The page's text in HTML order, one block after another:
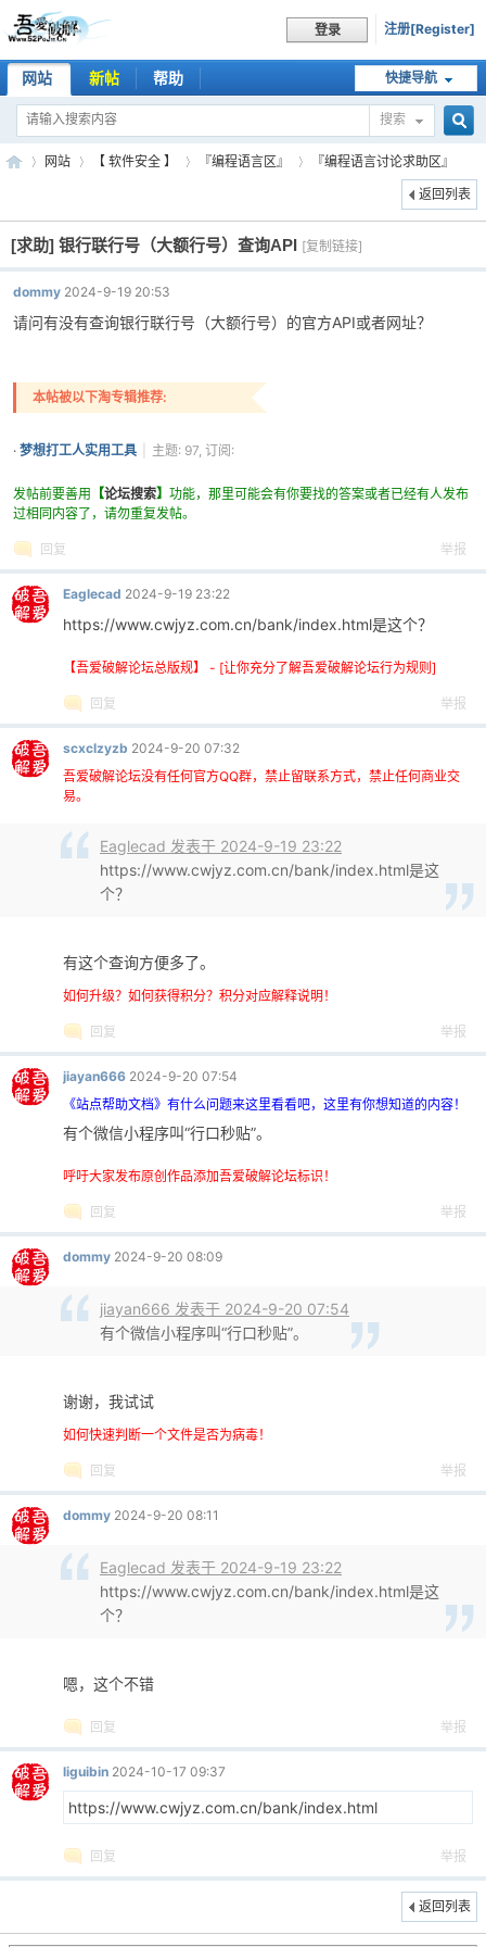
登录 注册[Register]
快捷导航
网站 新帖 帮助
搜索
吾
jie.
»
网站
›
【 软件安全 】
›
『编程语言区』
『编程语言讨论求助区』
返回列表
[求助] 银行联行号（大额行号）查询API [复制链接]
dommy 2024-9-19 20:53
请问有没有查询银行联行号（大额行号）的官方API或者网址？
本帖被以下淘专辑推荐:
· 梦想打工人实用工具
主题: 97, 订阅:
发帖前要善用
【论坛搜索】 功能，那里可能会有你要找的答案或者已经有人发布
过相同内容了，请勿重复发帖。
回复 举报
Eaglecad 2024-9-19 23:22
https://www.cwjyz.com.cn/bank/index.html是这个？
【吾爱破解论坛总版规】 - [让你充分了解吾爱破解论坛行为规则]
回复 举报
scxclzyzb 2024-9-20 07:32
吾爱破解论坛没有任何官方QQ群，禁止留联系方式，禁止任何商业交
易。
Eaglecad 发表于 2024-9-19 23:22
https://www.cwjyz.com.cn/bank/index.html是这
个？
有这个查询方便多了。
如何升级？如何获得积分？积分对应解释说明！
回复 举报
jiayan666 2024-9-20 07:54
《站点帮助文档》有什么问题来这里看看吧，这里有你想知道的内容！
有个微信小程序叫“行口秒贴”。
呼吁大家发布原创作品添加吾爱破解论坛标识！
回复 举报
dommy 2024-9-20 08:09
jiayan666 发表于 2024-9-20 07:54
有个微信小程序叫“行口秒贴”。
谢谢，我试试
如何快速判断一个文件是否为病毒！
回复 举报
dommy 2024-9-20 08:11
Eaglecad 发表于 2024-9-19 23:22
https://www.cwjyz.com.cn/bank/index.html是这
个？
嗯，这个不错
回复 举报
liguibin 2024-10-17 09:37
https://www.cwjyz.com.cn/bank/index.html
回复 举报
返回列表